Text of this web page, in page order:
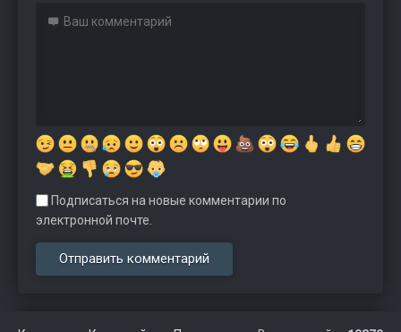
Подписаться на новые комментарии по
электронной почте.